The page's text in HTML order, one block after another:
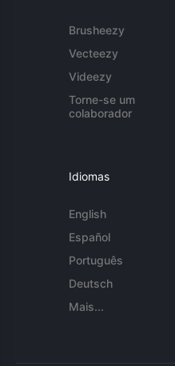
Brusheezy
Vecteezy
Videezy
Torne-se um
colaborador
Idiomas
English
Español
Português
Deutsch
Mais...